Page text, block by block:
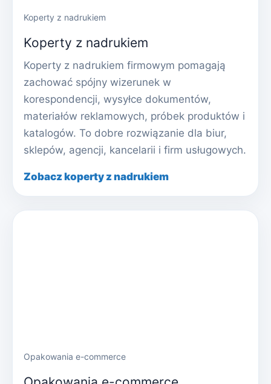
Koperty z nadrukiem
Koperty z nadrukiem
Koperty z nadrukiem firmowym pomagają
zachować spójny wizerunek w
korespondencji, wysyłce dokumentów,
materiałów reklamowych, próbek produktów i
katalogów. To dobre rozwiązanie dla biur,
sklepów, agencji, kancelarii i firm usługowych.
Zobacz koperty z nadrukiem
Opakowania e-commerce